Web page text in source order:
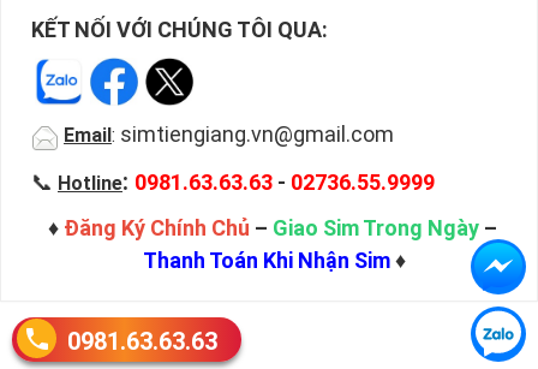
KẾT NỐI VỚI CHÚNG TÔI QUA:
Email : simtiengiang.vn@gmail.com
📞 Hotline: 0981.63.63.63 - 02736.55.9999
♦ Đăng Ký Chính Chủ – Giao Sim Trong Ngày –
Thanh Toán Khi Nhận Sim♦
0981.63.63.63